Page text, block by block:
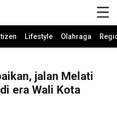
Lifestyle Olahraga
jalan Melati
era Wali Kota